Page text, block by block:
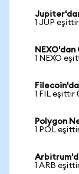
1 JUP eşittir
NEXO'dan
1 NEXO
1 FIL
Polygon
1 POL
1 ARB